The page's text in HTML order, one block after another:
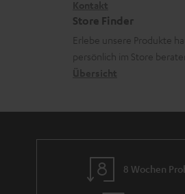
d
e
u
r
r
a
k
o
d
a
n
Store Finder
Erlebe unsere Produkte
persönlich im Store
8 Wochen